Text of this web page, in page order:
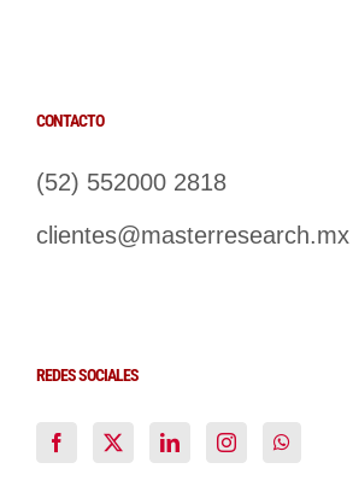
CONTACTO
(52) 552000 2818
clientes@masterresearch.mx
REDES SOCIALES